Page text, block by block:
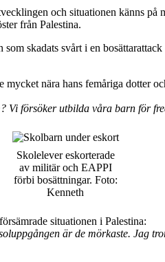
och situationen känns
från Palestina.
skadats svårt i en bosättarattack
mycket nära hans femåriga dotter
försöker utbilda våra barn för
Skolelever eskorterade
av militär och EAPPI
förbi bosättningar. Foto:
Kenneth
situationen i Palestina:
är de mörkaste. Jag